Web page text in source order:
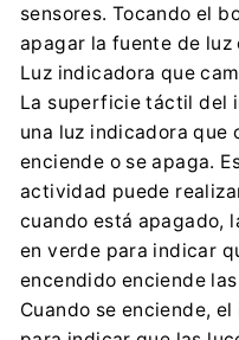
+48
sensores. Tocando el
apagar la fuente de luz
Luz indicadora que
La superficie táctil del
una luz indicadora que
enciende o se apaga.
actividad puede
cuando está apagado,
en verde para indicar
encendido enciende
Cuando se enciende,